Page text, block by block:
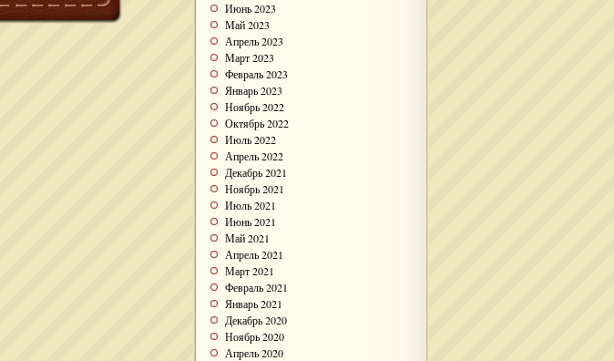
Июнь 2023
Май 2023
Апрель 2023
Март 2023
Февраль 2023
Январь 2023
Ноябрь 2022
Октябрь 2022
Июль 2022
Апрель 2022
Декабрь 2021
Ноябрь 2021
Июль 2021
Июнь 2021
Май 2021
Апрель 2021
Март 2021
Февраль 2021
Январь 2021
Декабрь 2020
Ноябрь 2020
Апрель 2020